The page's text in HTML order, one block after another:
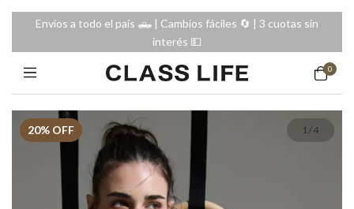
Envíos a todo el país 🛻 | Cambios fáciles 🔄️ | 3 cuotas sin
interés 💵
0
20% OFF 1/4